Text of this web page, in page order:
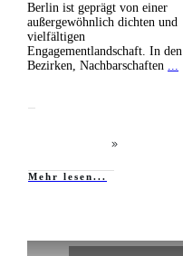
Berlin ist geprägt von einer
außergewöhnlich dichten und
vielfältigen
Engagementlandschaft. In den
Bezirken, Nachbarschaften ...
Mehr lesen...